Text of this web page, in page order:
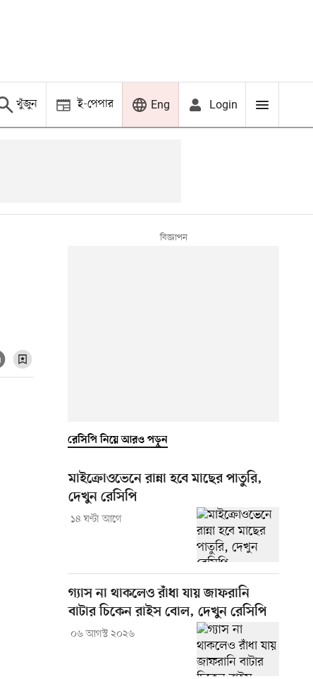
খুঁজুন ই-পেপার Eng Login
রেসিপি নিয়ে আরও পড়ুন
মাইক্রোওভেনে রান্না হবে মাছের পাতুরি,
দেখুন রেসিপি
১৪ ঘণ্টা আগে
গ্যাস না থাকলেও রাঁধা যায় জাফরানি
বাটার চিকেন রাইস বোল, দেখুন রেসিপি
০৬ আগস্ট ২০২৬